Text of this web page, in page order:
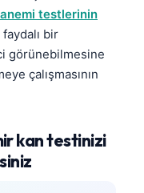
testlerinin
bir
görünebilmesine
çalışmasının
kan testinizi